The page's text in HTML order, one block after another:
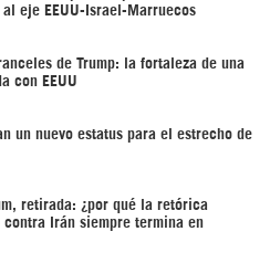
al eje EEUU-Israel-Marruecos
de Trump: la fortaleza de una
con EEUU
un nuevo estatus para el estrecho de
retirada: ¿por qué la retórica
contra Irán siempre termina en